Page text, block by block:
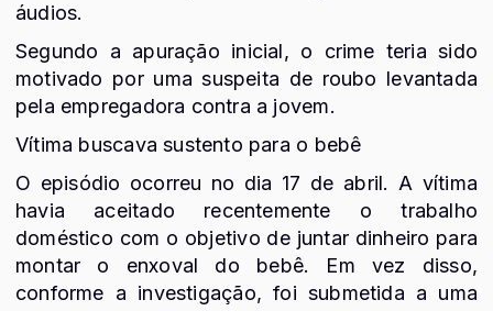
áudios.
Segundo a apuração inicial, o crime teria sido
motivado por uma suspeita de roubo levantada
pela empregadora contra a jovem.
Vítima buscava sustento para o bebê
O episódio ocorreu no dia 17 de abril. A vítima
havia aceitado recentemente o trabalho
doméstico com o objetivo de juntar dinheiro para
montar o enxoval do bebê. Em vez disso,
conforme a investigação, foi submetida a uma